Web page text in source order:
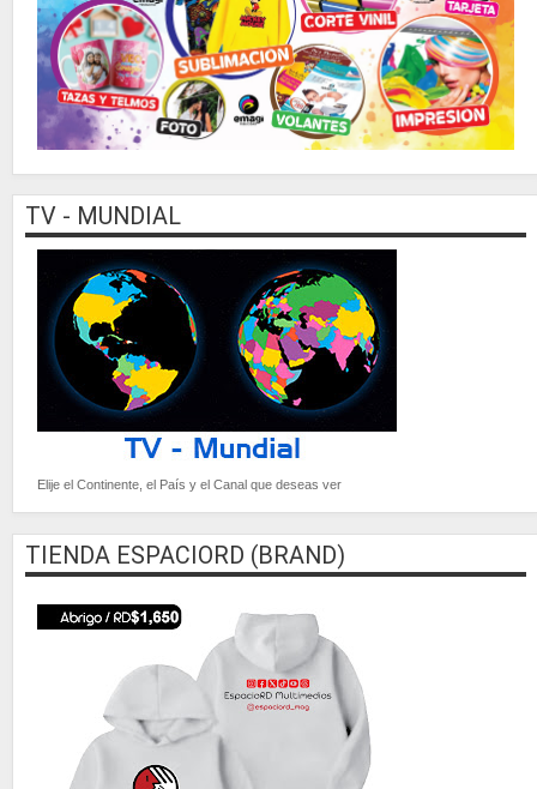
TV - MUNDIAL
Elije el Continente, el País y el Canal que deseas ver
TIENDA ESPACIORD (BRAND)